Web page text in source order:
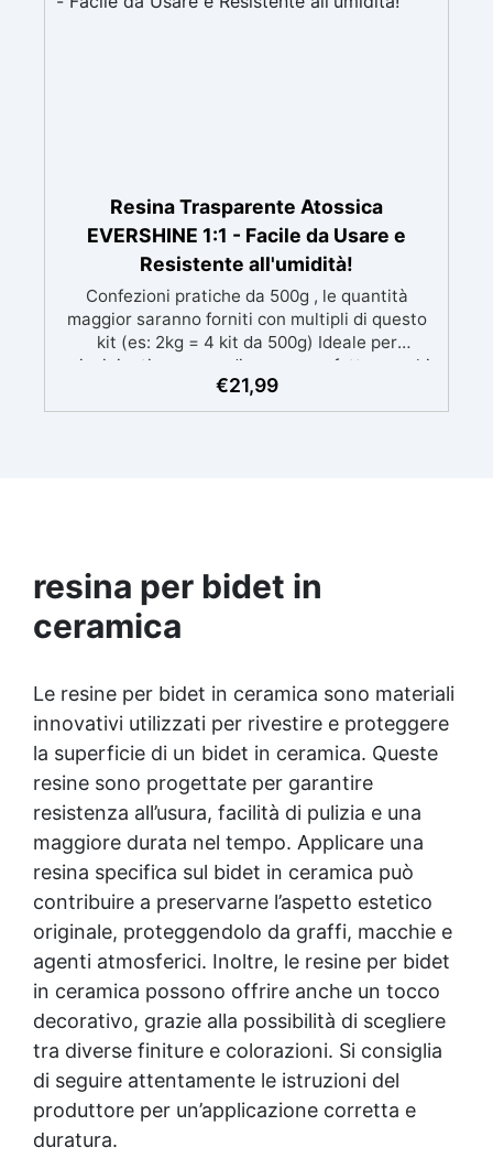
Resina Trasparente Atossica
EVERSHINE 1:1 - Facile da Usare e
Resistente all'umidità!
Confezioni pratiche da 500g , le quantità
maggior saranno forniti con multipli di questo
kit (es: 2kg = 4 kit da 500g) Ideale per
principianti: a prova di errore, perfetta per chi
inizia. Sempre lucida: garantisce una finitura
brillante e uniforme in ogni condizione.
€21,99
resina per bidet in
ceramica
Le resine per bidet in ceramica sono materiali
innovativi utilizzati per rivestire e proteggere
la superficie di un bidet in ceramica. Queste
resine sono progettate per garantire
resistenza all’usura, facilità di pulizia e una
maggiore durata nel tempo. Applicare una
resina specifica sul bidet in ceramica può
contribuire a preservarne l’aspetto estetico
originale, proteggendolo da graffi, macchie e
agenti atmosferici. Inoltre, le resine per bidet
in ceramica possono offrire anche un tocco
decorativo, grazie alla possibilità di scegliere
tra diverse finiture e colorazioni. Si consiglia
di seguire attentamente le istruzioni del
produttore per un’applicazione corretta e
duratura.